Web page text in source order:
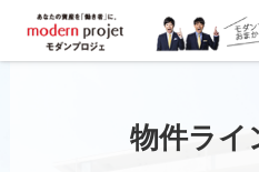
物件ライ